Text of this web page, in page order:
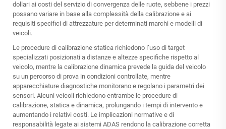
dollari ai costi del servizio di convergenza delle ruote, sebbene i prezzi
possano variare in base alla complessità della calibrazione e ai
requisiti specifici di attrezzature per determinati marchi e modelli di
veicoli.
Le procedure di calibrazione statica richiedono l’uso di target
specializzati posizionati a distanze e altezze specifiche rispetto al
veicolo, mentre la calibrazione dinamica prevede la guida del veicolo
su un percorso di prova in condizioni controllate, mentre
apparecchiature diagnostiche monitorano e regolano i parametri dei
sensori. Alcuni veicoli richiedono entrambe le procedure di
calibrazione, statica e dinamica, prolungando i tempi di intervento e
aumentando i relativi costi. Le implicazioni normative e di
responsabilità legate ai sistemi ADAS rendono la calibrazione corretta